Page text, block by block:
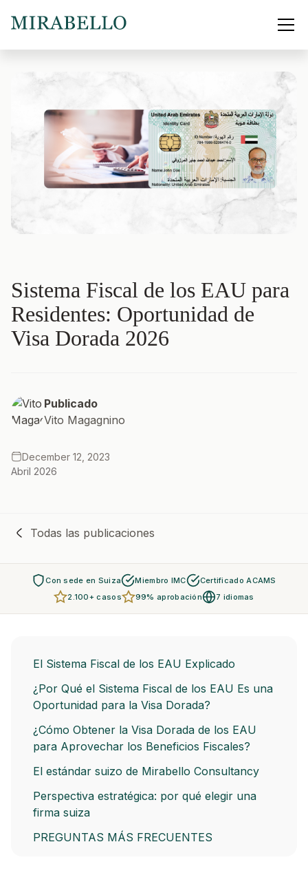
Sistema Fiscal de los EAU para
Residentes: Oportunidad de
Visa Dorada 2026
Publicado
Vito Magagnino
December 12, 2023
Abril 2026
Todas las publicaciones
Con sede en Suiza Miembro IMC
Certificado ACAMS
2.100+ casos
99% aprobación 7 idiomas
El Sistema Fiscal de los EAU Explicado
¿Por Qué el Sistema Fiscal de los EAU Es una
Oportunidad para la Visa Dorada?
¿Cómo Obtener la Visa Dorada de los EAU
para Aprovechar los Beneficios Fiscales?
El estándar suizo de Mirabello Consultancy
Perspectiva estratégica: por qué elegir una
firma suiza
PREGUNTAS MÁS FRECUENTES